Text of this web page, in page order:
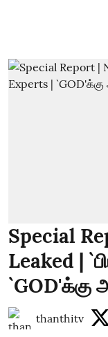
Special
Leaked |
`GOD'க்கு
thanthitv